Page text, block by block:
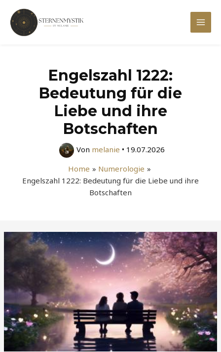
Inhalt
springen
Main
Engelszahl 1222:
Bedeutung für die
Liebe und ihre
Botschaften
Von melanie • 19.07.2026
Home
Numerologie
Engelszahl 1222: Bedeutung für die Liebe und ihre
Botschaften